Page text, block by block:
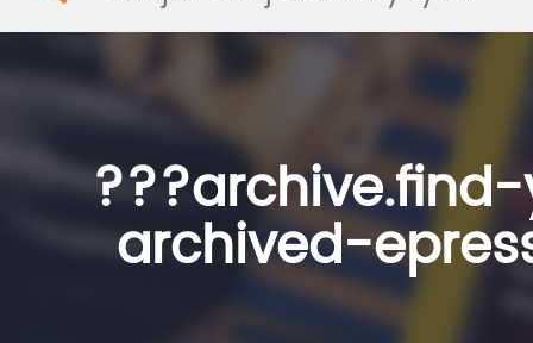
archived-